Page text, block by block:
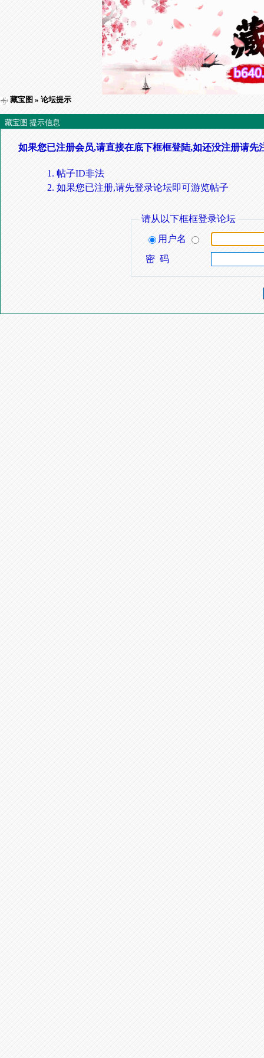
藏宝图 » 论坛提示
藏宝图 提示信息
如果您已注册会员,请直接在底下框框登陆,如还没注册请先
帖子ID非法
如果您已注册,请先登录论坛即可游览帖子
请从以下框框登录论坛
用户名
密 码